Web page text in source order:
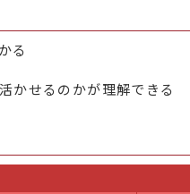
る
かせるのかが理解できる